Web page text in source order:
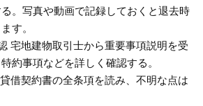
。写真や動画で記録しておくと退去時
す。
宅地建物取引士から重要事項説明を受
約事項などを詳しく確認する。
借契約書の全条項を読み、不明な点は